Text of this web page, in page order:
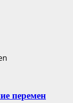
перемен